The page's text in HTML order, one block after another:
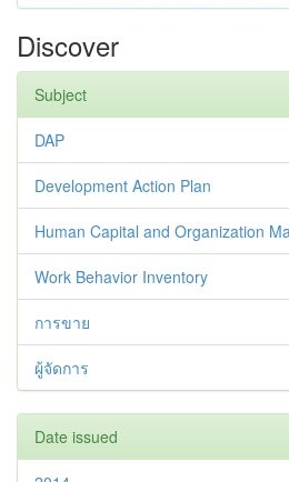
Discover
Subject
DAP
Development Action Plan
Human Capital and Organization
Work Behavior Inventory
การขาย
ผู้จัดการ
Date issued